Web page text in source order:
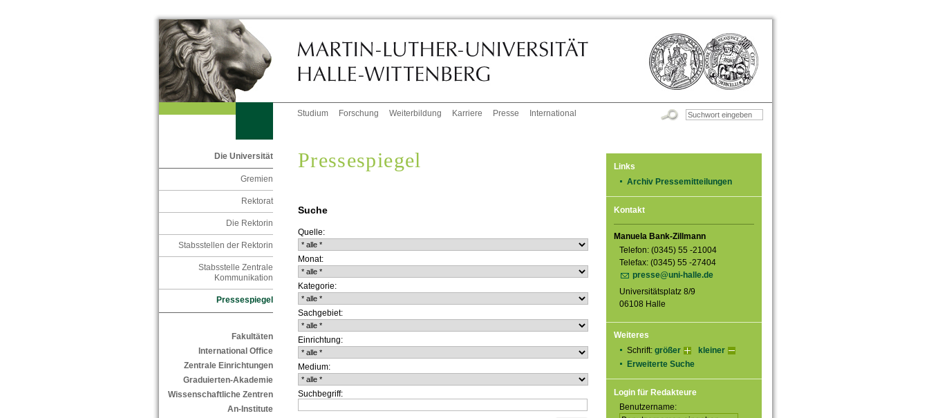
Studium Forschung Weiterbildung Karriere Presse International
Die Universität
Gremien
Rektorat
Die Rektorin
Stabsstellen der Rektorin
Stabsstelle Zentrale
Kommunikation
Pressespiegel
Fakultäten
International Office
Zentrale Einrichtungen
Graduierten-Akademie
Wissenschaftliche Zentren
An-Institute
Links
Archiv Pressemitteilungen
Kontakt
Manuela Bank-Zillmann
Telefon: (0345) 55 -21004
Telefax: (0345) 55 -27404
presse@uni-halle.de
Universitätsplatz 8/9
06108 Halle
Weiteres
Schrift: größer
kleiner
Erweiterte Suche
Login für Redakteure
Benutzername:
Pressespiegel
Suche
Quelle:
Monat:
Kategorie:
Sachgebiet:
Einrichtung:
Medium:
Suchbegriff: